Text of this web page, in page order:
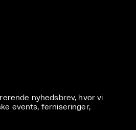
nyhedsbrev, hvor vi
events, ferniseringer,